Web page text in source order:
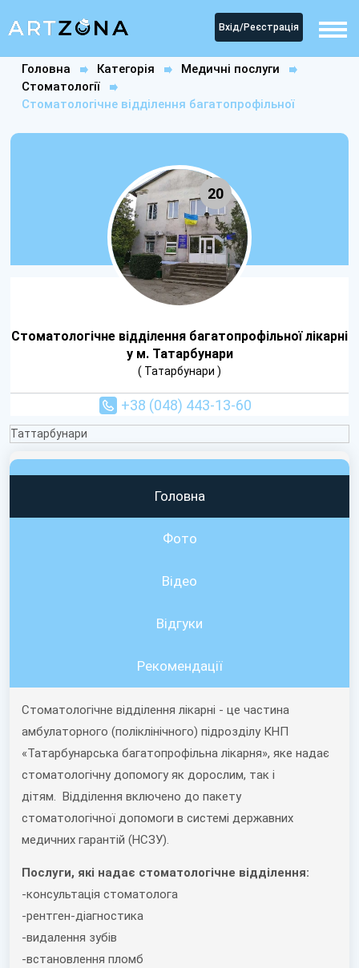
Вхід/Реєстрація
Головна Категорія
Медичні послуги
Стоматології
Стоматологічне відділення багатопрофільної
20
Стоматологічне відділення багатопрофільної лікарні
у м. Татарбунари
( Татарбунари )
+38 (048) 443-13-60
Таттарбунари
Головна
Фото
Відео
Вiдгуки
Рекомендації
Стоматологічне відділення лікарні - це частина
амбулаторного (поліклінічного) підрозділу КНП
«Татарбунарська багатопрофільна лікарня», яке надає
стоматологічну допомогу як дорослим, так і
дітям. Відділення включено до пакету
стоматологічної допомоги в системі державних
медичних гарантій (НСЗУ).
Послуги, які надає стоматологічне відділення:
-консультація стоматолога
-рентген-діагностика
-видалення зубів
-встановлення пломб